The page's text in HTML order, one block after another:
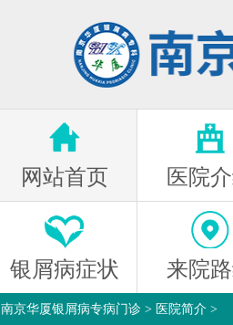
网站首页 医院
银屑病症状 来院
南京华厦银屑病专病门诊 > 医院简介 >